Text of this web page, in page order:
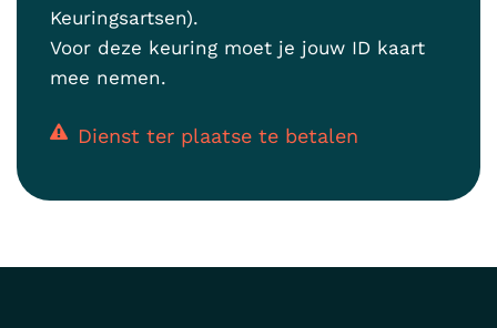
Keuringsartsen).
Voor deze keuring moet je jouw ID kaart
mee nemen.
Dienst ter plaatse te betalen